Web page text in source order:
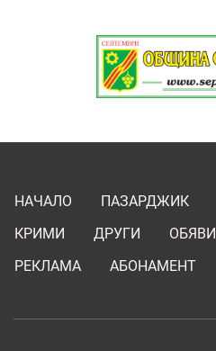
НАЧАЛО ПАЗАРДЖИК
КРИМИ
ДРУГИ ОБЯВИ
РЕКЛАМА
АБОНАМЕНТ